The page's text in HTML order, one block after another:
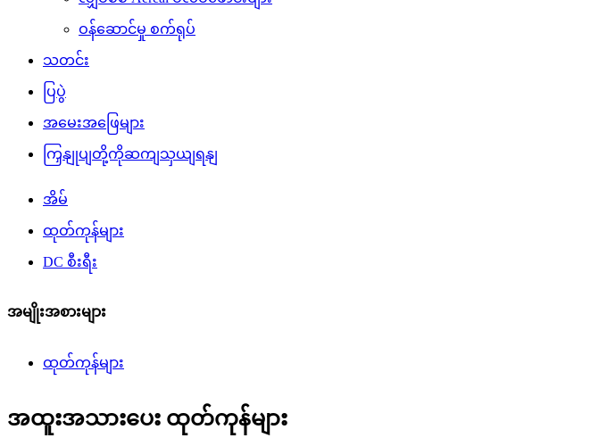
ဝန်ဆောင်မှု စက်ရုပ်
သတင်း
ပြပွဲ
အမေးအဖြေများ
ကြှနျုပျတို့ကိုဆကျသှယျရနျ
အိမ်
ထုတ်ကုန်များ
DC စီးရီး
အမျိုးအစားများ
ထုတ်ကုန်များ
အထူးအသားပေး ထုတ်ကုန်များ